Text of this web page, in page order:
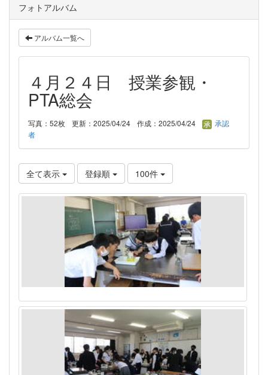
フォトアルバム
アルバム一覧へ
４月２４日 授業参観・
PTA総会
写真：52枚 更新：2025/04/24 作成：2025/04/24
承認
者
全て表示 登録順 100件